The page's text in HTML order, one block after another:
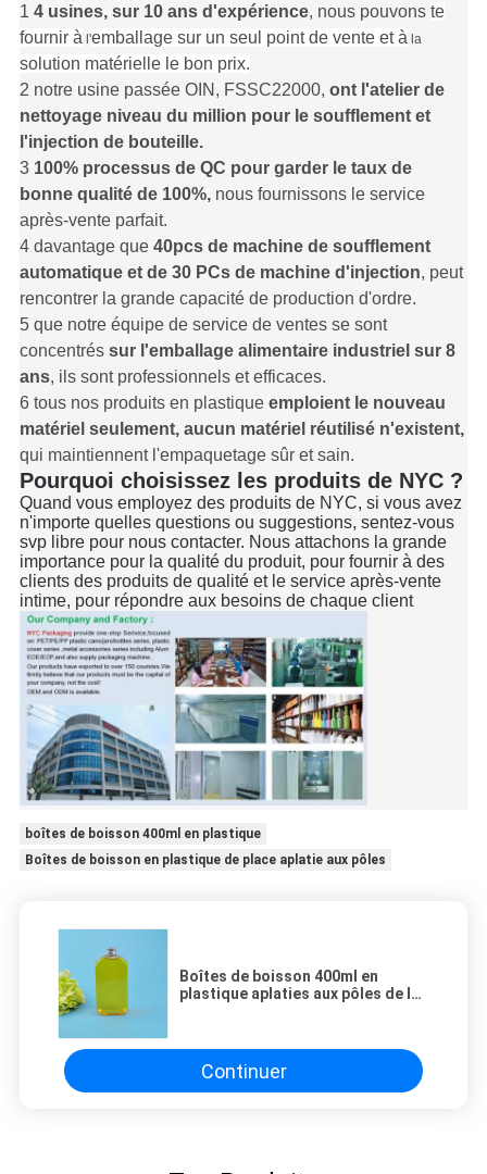
1 4 usines, sur 10 ans d'expérience, nous pouvons te
fournir à l'emballage sur un seul point de vente et à la
solution matérielle le bon prix.
2 notre usine passée OIN, FSSC22000, ont l'atelier de
nettoyage niveau du million pour le soufflement et
l'injection de bouteille.
3 100% processus de QC pour garder le taux de
bonne qualité de 100%,nous fournissons le service
après-vente parfait.
4 davantage que 40pcs de machine de soufflement
automatique et de 30 PCs de machine d'injection, peut
rencontrer la grande capacité de production d'ordre.
5 que notre équipe de service de ventes se sont
concentrés sur l'emballage alimentaire industriel sur 8
ans, ils sont professionnels et efficaces.
6 tous nos produits en plastique emploient le nouveau
matériel seulement, aucun matériel réutilisé n'existent,
qui maintiennent l'empaquetage sûr et sain.
Pourquoi choisissez les produits de NYC ?
Quand vous employez des produits de NYC, si vous avez
n'importe quelles questions ou suggestions, sentez-vous
svp libre pour nous contacter. Nous attachons la grande
importance pour la qualité du produit, pour fournir à des
clients des produits de qualité et le service après-vente
intime, pour répondre aux besoins de chaque client
boîtes de boisson 400ml en plastique
Boîtes de boisson en plastique de place aplatie aux pôles
Boîtes de boisson 400ml en
plastique aplaties aux pôles de la
Continuer